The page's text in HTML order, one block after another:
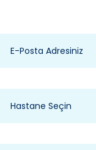
Hastane Seçin